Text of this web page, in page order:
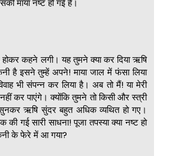
माया नष्ट हो गई है।
होकर कहने लगी। यह तुमने क्या कर दिया ऋषि
है इसने तुम्हें अपने! माया जाल में फंसा लिया
भी संपन्न कर लिया है। अब तो मैं! या मेरी
कर पाएंगे। क्योंकि तुमने तो किसी और स्त्री
ऋषि सुंदर बहुत अधिक व्यथित हो गए।
की गई सारी साधना! पूजा तपस्या क्या नष्ट हो
के फेरे में आ गया?